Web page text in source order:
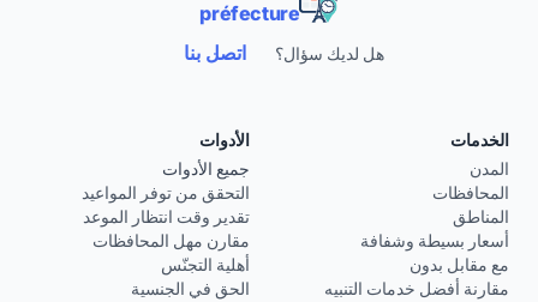
préfecture
هل لديك سؤال؟ اتصل بنا
الخدمات
المدن
المحافظات
المناطق
أسعار بسيطة وشفافة
مع مقابل بدون
مقارنة أفضل خدمات التنبيه
الأدوات
جميع الأدوات
التحقق من توفر المواعيد
تقدير وقت انتظار الموعد
مقارن مهل المحافظات
أهلية التجنّس
الحق في الجنسية